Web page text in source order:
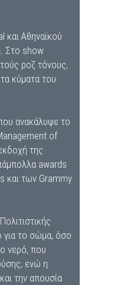
Αθηναϊκού
Στο show
ροζ τόνους,
κύματα του
ανακάλυψε το
of
της
awards
και των Grammy
για το σώμα, όσο
νερό, που
ενώ η
την απουσία